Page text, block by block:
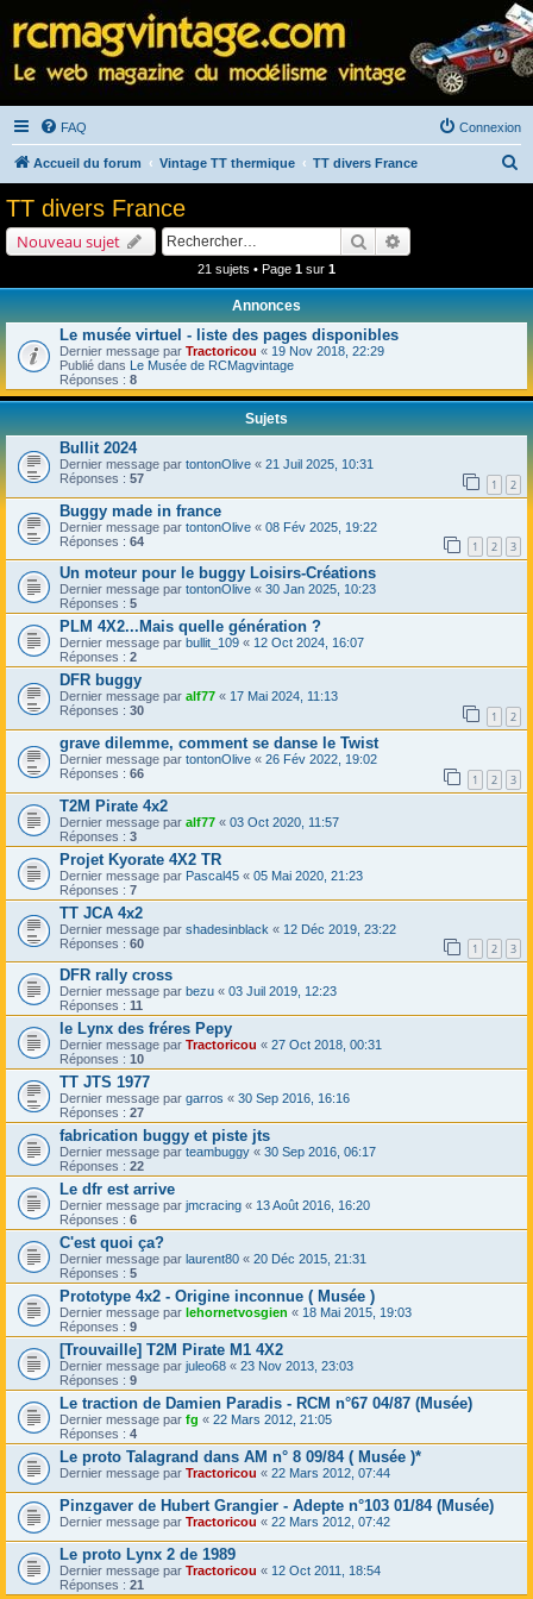
FAQ Connexion
Accueil du forum Vintage TT thermique TT divers France
e
TT divers France
Nouveau sujet Rechercher
21 sujets • Page 1 sur 1
Annonces
Le musée virtuel - liste des pages disponibles
Dernier message par Tractoricou « 19 Nov 2018, 22:29
Publié dans Le Musée de RCMagvintage
Réponses : 8
Sujets
Bullit 2024
Dernier message par tontonOlive « 21 Juil 2025, 10:31
Réponses : 57 1 2
Buggy made in france
Dernier message par tontonOlive « 08 Fév 2025, 19:22
Réponses : 64 1 2 3
Un moteur pour le buggy Loisirs-Créations
Dernier message par tontonOlive « 30 Jan 2025, 10:23
Réponses : 5
PLM 4X2...Mais quelle génération ?
Dernier message par bullit_109 « 12 Oct 2024, 16:07
Réponses : 2
DFR buggy
Dernier message par alf77 « 17 Mai 2024, 11:13
Réponses : 30 1 2
grave dilemme, comment se danse le Twist
Dernier message par tontonOlive « 26 Fév 2022, 19:02
Réponses : 66 1 2 3
T2M Pirate 4x2
Dernier message par alf77 « 03 Oct 2020, 11:57
Réponses : 3
Projet Kyorate 4X2 TR
Dernier message par Pascal45 « 05 Mai 2020, 21:23
Réponses : 7
TT JCA 4x2
Dernier message par shadesinblack « 12 Déc 2019, 23:22
Réponses : 60 1 2 3
DFR rally cross
Dernier message par bezu « 03 Juil 2019, 12:23
Réponses : 11
le Lynx des fréres Pepy
Dernier message par Tractoricou « 27 Oct 2018, 00:31
Réponses : 10
TT JTS 1977
Dernier message par garros « 30 Sep 2016, 16:16
Réponses : 27
fabrication buggy et piste jts
Dernier message par teambuggy « 30 Sep 2016, 06:17
Réponses : 22
Le dfr est arrive
Dernier message par jmcracing « 13 Août 2016, 16:20
Réponses : 6
C'est quoi ça?
Dernier message par laurent80 « 20 Déc 2015, 21:31
Réponses : 5
Prototype 4x2 - Origine inconnue ( Musée )
Dernier message par lehornetvosgien « 18 Mai 2015, 19:03
Réponses : 9
[Trouvaille] T2M Pirate M1 4X2
Dernier message par juleo68 « 23 Nov 2013, 23:03
Réponses : 9
Le traction de Damien Paradis - RCM n°67 04/87 (Musée)
Dernier message par fg « 22 Mars 2012, 21:05
Réponses : 4
Le proto Talagrand dans AM n° 8 09/84 ( Musée )*
Dernier message par Tractoricou « 22 Mars 2012, 07:44
Pinzgaver de Hubert Grangier - Adepte n°103 01/84 (Musée)
Dernier message par Tractoricou « 22 Mars 2012, 07:42
Le proto Lynx 2 de 1989
Dernier message par Tractoricou « 12 Oct 2011, 18:54
Réponses : 21